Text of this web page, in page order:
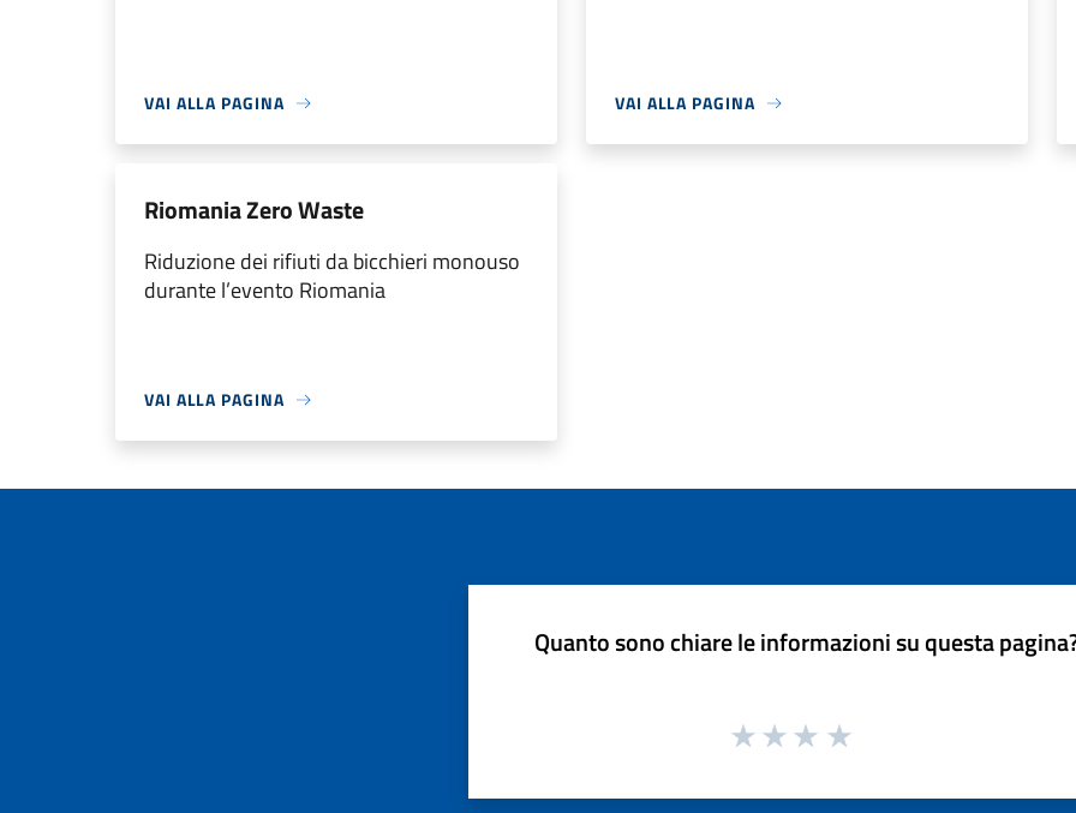
VAI ALLA PAGINA VAI ALLA PAGINA
Riomania Zero Waste
Riduzione dei rifiuti da bicchieri monouso
durante l’evento Riomania
VAI ALLA PAGINA
Quanto sono chiare le informazioni su questa